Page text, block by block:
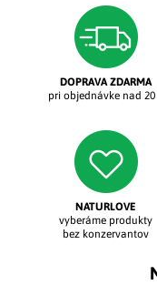
DOPRAVA ZDARMA
pri objednávke nad 20
NATURLOVE
vyberáme produkty
bez konzervantov